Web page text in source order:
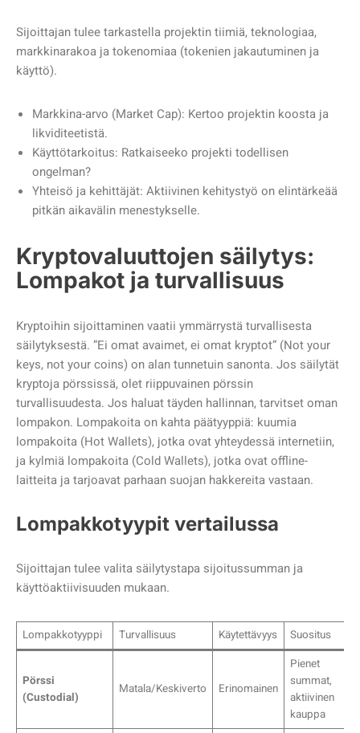
Sijoittajan tulee tarkastella projektin tiimiä, teknologiaa,
markkinarakoa ja tokenomiaa (tokenien jakautuminen ja
käyttö).
Markkina-arvo (Market Cap): Kertoo projektin koosta ja
likviditeetistä.
Käyttötarkoitus: Ratkaiseeko projekti todellisen
ongelman?
Yhteisö ja kehittäjät: Aktiivinen kehitystyö on elintärkeää
pitkän aikavälin menestykselle.
Kryptovaluuttojen säilytys:
Lompakot ja turvallisuus
Kryptoihin sijoittaminen vaatii ymmärrystä turvallisesta
säilytyksestä. ”Ei omat avaimet, ei omat kryptot” (Not your
keys, not your coins) on alan tunnetuin sanonta. Jos säilytät
kryptoja pörssissä, olet riippuvainen pörssin
turvallisuudesta. Jos haluat täyden hallinnan, tarvitset oman
lompakon. Lompakoita on kahta päätyyppiä: kuumia
lompakoita (Hot Wallets), jotka ovat yhteydessä internetiin,
ja kylmiä lompakoita (Cold Wallets), jotka ovat offline-
laitteita ja tarjoavat parhaan suojan hakkereita vastaan.
Lompakkotyypit vertailussa
Sijoittajan tulee valita säilytystapa sijoitussumman ja
käyttöaktiivisuuden mukaan.
Lompakkotyyppi Turvallisuus Käytettävyys Suositus
Pörssi
(Custodial)
Matala/Keskiverto Erinomainen
Pienet
summat,
aktiivinen
kauppa